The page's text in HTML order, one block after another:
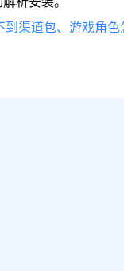
到渠道包、游戏角色